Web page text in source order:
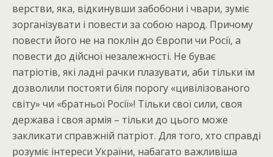
верстви, яка, відкинувши забобони і чвари, зуміє
зорганізувати і повести за собою народ. Причому
повести його не на поклін до Європи чи Росії, а
повести до дійсної незалежності. Не буває
патріотів, які ладні рачки плазувати, аби тільки їм
дозволили постояти біля порогу «цивілізованого
світу» чи «братньої Росії»! Тільки свої сили, своя
держава і своя армія – тільки до цього може
закликати справжній патріот. Для того, хто справді
розуміє інтереси України, набагато важливіша